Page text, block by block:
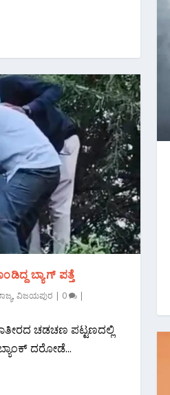
ಬ್ಯಾಗ್ ಪತ್ತೆ
,ವಿಜಯಪುರ | 0 |
ಚಡಚಣ ಪಟ್ಟಣದಲ್ಲಿ
ದರೋಡೆ...